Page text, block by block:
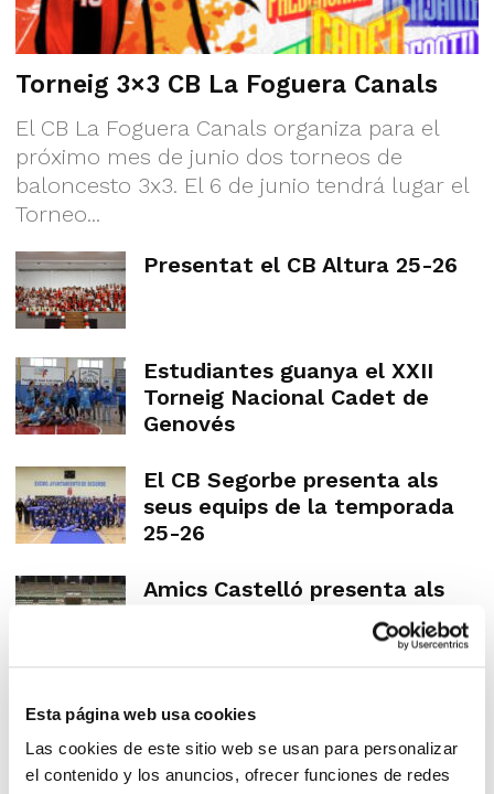
Esta página web usa cookies
Las cookies de este sitio web se usan para personalizar
el contenido y los anuncios, ofrecer funciones de redes
Torneig 3×3 CB La Foguera Canals
El CB La Foguera Canals organiza para el
próximo mes de junio dos torneos de
baloncesto 3x3. El 6 de junio tendrá lugar el
Torneo...
Presentat el CB Altura 25-26
Estudiantes guanya el XXII
Torneig Nacional Cadet de
Genovés
El CB Segorbe presenta als
seus equips de la temporada
25-26
Amics Castelló presenta als
ENTRENADORS